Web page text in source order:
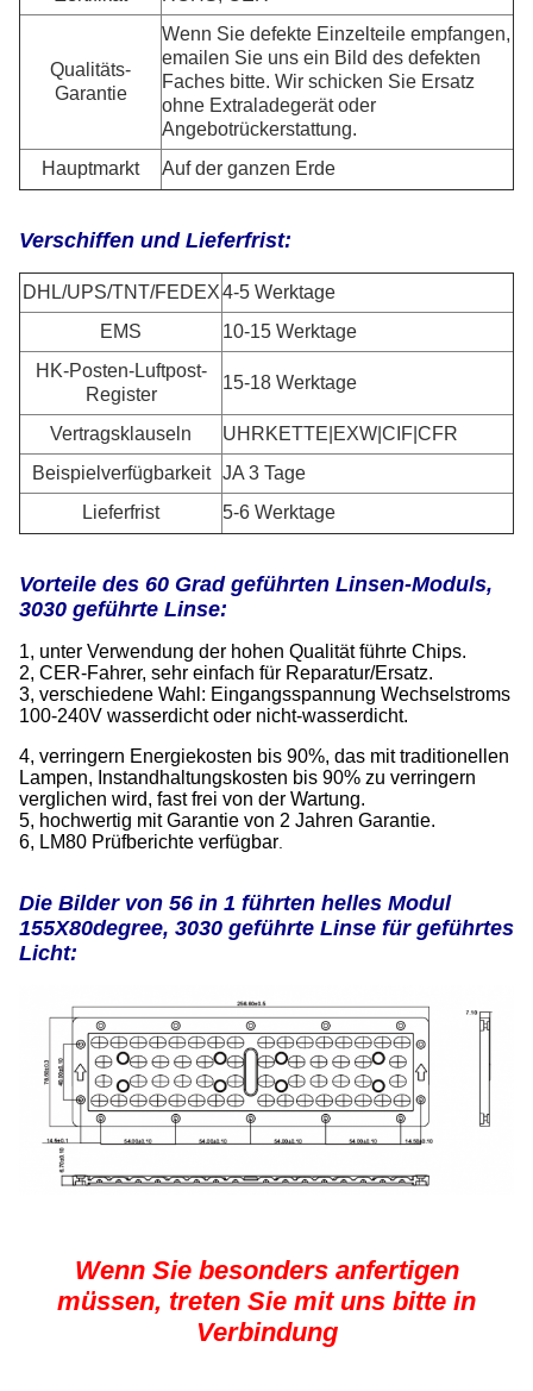
Qualitäts-
Garantie
Wenn Sie defekte Einzelteile empfangen,
emailen Sie uns ein Bild des defekten
Faches bitte. Wir schicken Sie Ersatz
ohne Extraladegerät oder
Angebotrückerstattung.
Hauptmarkt
Auf der ganzen Erde
Verschiffen und Lieferfrist:
DHL/UPS/TNT/FEDEX4-5 Werktage
EMS
10-15 Werktage
HK-Posten-Luftpost-
Register
15-18 Werktage
Vertragsklauseln
UHRKETTE|EXW|CIF|CFR
Beispielverfügbarkeit
JA 3 Tage
Lieferfrist
5-6 Werktage
Vorteile des 60 Grad geführten Linsen-Moduls,
3030 geführte Linse:
1, unter Verwendung der hohen Qualität führte Chips.
2, CER-Fahrer, sehr einfach für Reparatur/Ersatz.
3, verschiedene Wahl: Eingangsspannung Wechselstroms
100-240V wasserdicht oder nicht-wasserdicht.
4, verringern Energiekosten bis 90%, das mit traditionellen
Lampen, Instandhaltungskosten bis 90% zu verringern
verglichen wird, fast frei von der Wartung.
5, hochwertig mit Garantie von 2 Jahren Garantie.
6, LM80 Prüfberichte verfügbar
Die Bilder von 56 in 1 führten helles Modul
155X80degree, 3030 geführte Linse für geführtes
Licht:
Wenn Sie besonders anfertigen
müssen, treten Sie mit uns bitte in
Verbindung